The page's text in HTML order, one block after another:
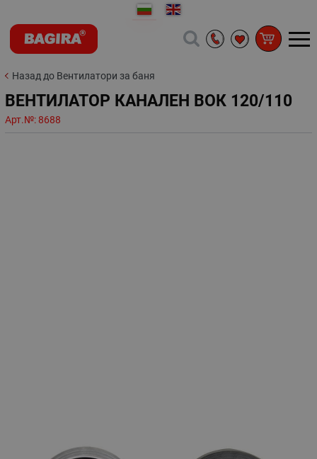
Назад до Вентилатори за баня
ВЕНТИЛАТОР КАНАЛЕН ВОК 120/110
Арт.№: 8688